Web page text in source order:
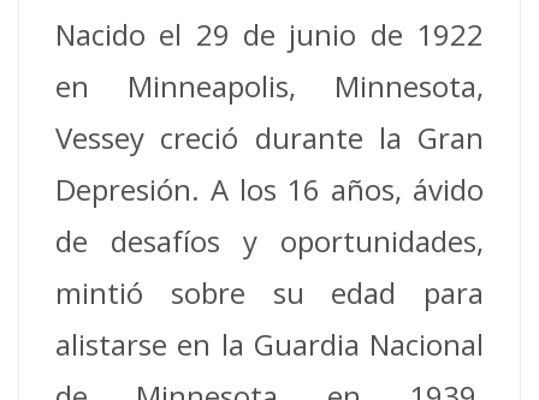
Nacido el 29 de junio de 1922
en Minneapolis, Minnesota,
Vessey creció durante la Gran
Depresión. A los 16 años, ávido
de desafíos y oportunidades,
mintió sobre su edad para
alistarse en la Guardia Nacional